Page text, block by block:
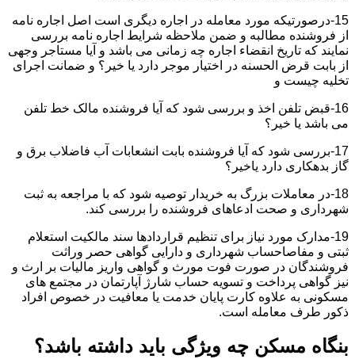
15-درصورتیکه مورد معامله در اجاره دیگری است اصل اجاره نامه
از فروشنده مطالبه و ضمن ملاحظه شرایط اجاره نامه بررسی
نمایند که تاریخ انقضاء اجاره چه زمانی می باشد و آیا مستاجر وجهی
از بابت قرض الحسنه در اختیار موجر دارد یا خیر؟ و ضمانت اجرای
تخلیه چیست و
16-قبض تلفن اخذ و بررسی شود که آیا فروشنده مالک خط تلفن
می باشد یا خیر؟
17-بررسی شود که آیا فروشنده بابت انشعابات آب فاضلاب برق و
گاز بدهکاری دارد یاخیر؟
18-در معاملات بزرگ به خریدار توصیه شود که با مراجعه به ثبت
شهرداری و صحت ادعاهای فروشنده را بررسی کند.
19-مدارک مورد نیاز برای تنظیم قراردادها سند مالکیت استعلام
ثبتی و مفاصاحساب شهرداری و دارایی گواهی حصر وراثت
فروشندگان در صورت فوت مورث و گواهی واریز مالیات بر ارث و
نیز گواهی پرداخت و تسویه حساب شارژ آپارتمان در مجتمع های
مسکونی به علاوه کارت پایان خدمت یا معافیت در خصوص افراد
ذکور طرف معامله است.
بنگاه مسکن چه ویژگی باید داشته باشد؟